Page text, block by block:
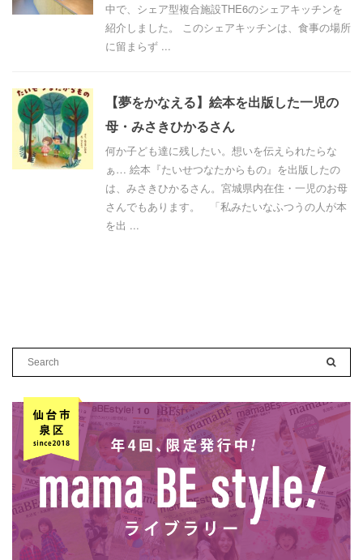
中で、シェア型複合施設THE6のシェアキッチンを
紹介しました。 このシェアキッチンは、食事の場所
に留まらず ...
【夢をかなえる】絵本を出版した一児の
母・みさきひかるさん
何か子ども達に残したい。想いを伝えられたらな
ぁ… 絵本『たいせつなたからもの』を出版したの
は、みさきひかるさん。宮城県内在住・一児のお母
さんでもあります。 「私みたいなふつうの人が本
を出 ...